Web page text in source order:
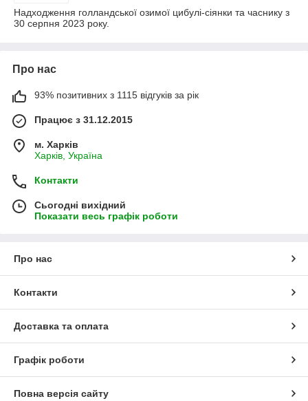
Надходження голландської озимої цибулі-сіянки та часнику з
30 серпня 2023 року.
Про нас
93% позитивних з 1115 відгуків за рік
Працює з 31.12.2015
м. Харків
Харків, Україна
Контакти
Сьогодні вихідний
Показати весь графік роботи
Про нас
Контакти
Доставка та оплата
Графік роботи
Повна версія сайту